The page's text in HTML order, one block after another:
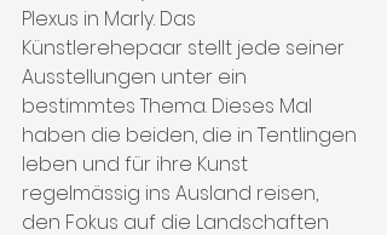
Plexus in Marly. Das
Künstlerehepaar stellt jede seiner
Ausstellungen unter ein
bestimmtes Thema. Dieses Mal
haben die beiden, die in Tentlingen
leben und für ihre Kunst
regelmässig ins Ausland reisen,
den Fokus auf die Landschaften